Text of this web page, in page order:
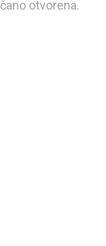
otvorena.